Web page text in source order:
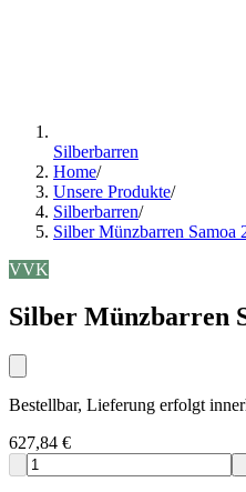
Silberbarren
Home/
Unsere Produkte/
Silberbarren/
Silber Münzbarren Samoa
VVK
Silber Münzbarren
Bestellbar, Lieferung erfolgt
627,84 €